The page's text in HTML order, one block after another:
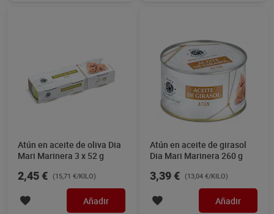
Atún en aceite de oliva Dia
Mari Marinera 3 x 52 g
2,45 € (15,71 €/KILO)
Añadir
Atún en aceite de girasol
Dia Mari Marinera 260 g
3,39 € (13,04 €/KILO)
Añadir